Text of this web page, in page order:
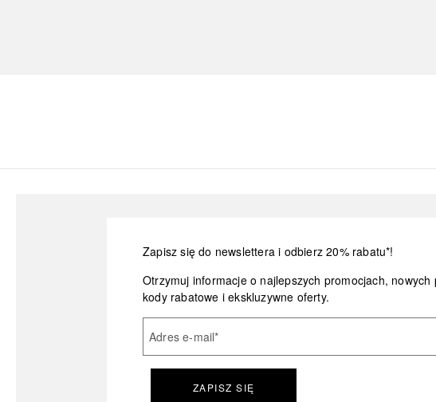
Zapisz się do newslettera i odbierz 20% rabatu*!
Otrzymuj informacje o najlepszych promocjach,
kody rabatowe i ekskluzywne oferty.
Adres e-mail*
ZAPISZ SIĘ